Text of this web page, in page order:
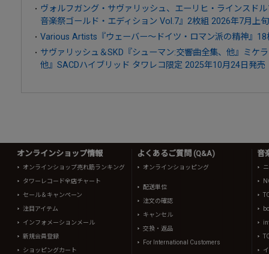
ヴォルフガング・サヴァリッシュ、エーリヒ・ラインスド
音楽祭ゴールド・エディション Vol.7』2枚組 2026年7月上
Various Artists『ウェーバー～ドイツ・ロマン派の精神』
サヴァリッシュ＆SKD『シューマン:交響曲全集、他』ミケ
他』SACDハイブリッド タワレコ限定 2025年10月24日発売
オンラインショップ情報
オンラインショップ売れ筋ランキング
タワーレコード全店チャート
セール＆キャンペーン
注目アイテム
インフォメーションメール
新規会員登録
ショッピングカート
よくあるご質問 (Q&A)
オンラインショッピング
配送単位
注文の確認
キャンセル
交換・返品
For International Customers
音